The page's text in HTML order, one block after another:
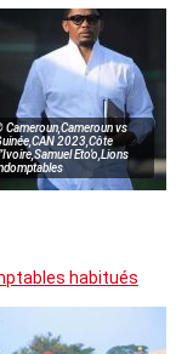
Cameroun,Cameroun vs
2023,Côte
Eto’o,Lions
habitués